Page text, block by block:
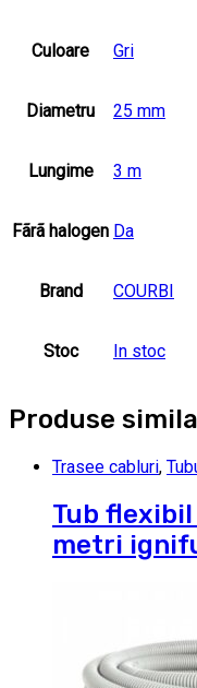
Culoare Gri
Diametru 25 mm
Lungime 3 m
Fãrã halogen Da
Brand COURBI
Stoc In stoc
Produse
Trasee cabluri,
Tub
metri